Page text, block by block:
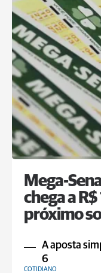
Mega-
chega a
próximo
A aposta
6
COTIDIANO